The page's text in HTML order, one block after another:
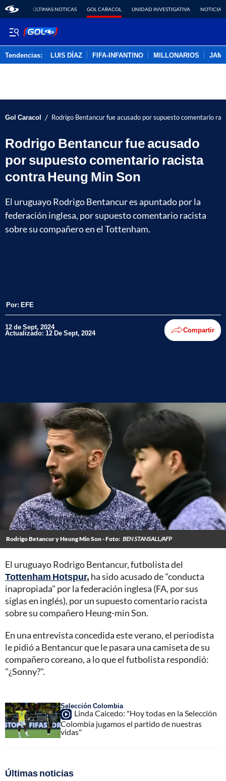
ÚLTIMAS NOTICAS GOL CARACOL UNIDAD INVESTIGATIVA NOTICIAS
Tendencias: LUIS DÍAZ FIFA-INFANTINO MILLONARIOS
Gol Caracol / Rodrigo Bentancur fue acusado por supuesto comentario
Rodrigo Bentancur fue acusado
por supuesto comentario racista
contra Heung Min Son
El uruguayo Rodrigo Bentancur es apuntado por la
federación inglesa, por supuesto comentario racista
sobre su compañero en el Tottenham.
Por: EFE
12 de Sept, 2024
Actualizado: 12 De Sept, 2024 Compartir
Rodrigo Betancur y Heung Min Son - Foto: BEN STANSALL/AFP
El uruguayo Rodrigo Bentancur, futbolista del
Tottenham Hotspur, ha sido acusado de "conducta
inapropiada" por la federación inglesa (FA, por sus
siglas en inglés), por un supuesto comentario racista
sobre su compañero Heung-min Son.
En una entrevista concedida este verano, el periodista
le pidió a Bentancur que le pasara una camiseta de su
compañero coreano, a lo que el futbolista respondió:
"¿Sonny?".
Selección Colombia
Linda Caicedo: "Hoy todas en la Selección
Colombia jugamos el partido de nuestras
vidas"
Últimas noticias